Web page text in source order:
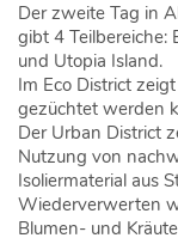
Der zweite Tag in
gibt 4 Teilbereiche:
und Utopia Island.
Im Eco District
gezüchtet werden
Der Urban District
Nutzung von
Isoliermaterial aus
Wiederverwerten
Blumen- und